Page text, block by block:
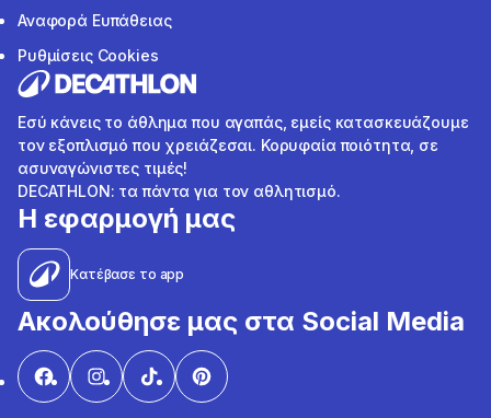
Αναφορά Ευπάθειας
Ρυθμίσεις Cookies
Εσύ κάνεις το άθλημα που αγαπάς, εμείς κατασκευάζουμε
τον εξοπλισμό που χρειάζεσαι. Κορυφαία ποιότητα, σε
ασυναγώνιστες τιμές!
DECATHLON: τα πάντα για τον αθλητισμό.
Η εφαρμογή μας
Κατέβασε το app
Ακολούθησε μας στα Social Media